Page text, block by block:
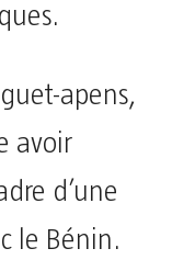
apens,
avoir
d’une
le Bénin.